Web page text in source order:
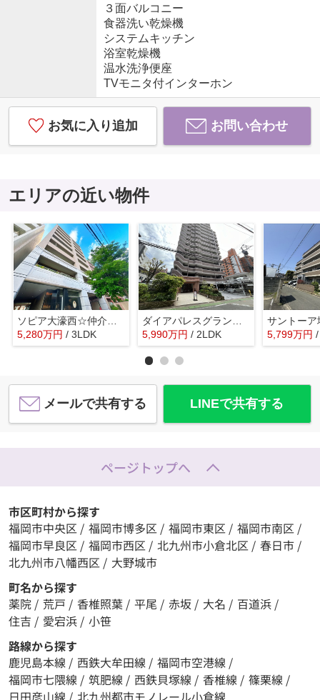
３面バルコニー
食器洗い乾燥機
システムキッチン
浴室乾燥機
温水洗浄便座
TVモニタ付インターホン
お気に入り追加 お問い合わせ
エリアの近い物件
5,280万円 / 3LDK
5,990万円 / 2LDK 5,799万円
メールで共有する LINEで共有する
ページトップへ
市区町村から探す
福岡市中央区 / 福岡市博多区 / 福岡市東区 / 福岡市南区 /
福岡市早良区 / 福岡市西区 / 北九州市小倉北区 / 春日市 /
北九州市八幡西区 / 大野城市
町名から探す
薬院 / 荒戸 / 香椎照葉 / 平尾 / 赤坂 / 大名 / 百道浜 /
住吉 / 愛宕浜 / 小笹
路線から探す
鹿児島本線 / 西鉄大牟田線 / 福岡市空港線 /
福岡市七隈線 / 筑肥線 / 西鉄貝塚線 / 香椎線 / 篠栗線 /
日田彦山線 / 北九州都市モノレール小倉線